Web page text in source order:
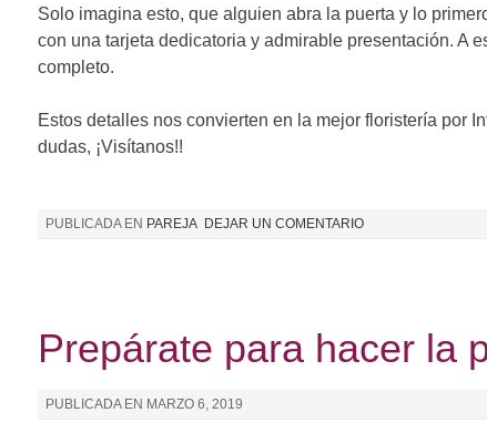
Solo imagina esto, que alguien abra la puerta y lo
con una tarjeta dedicatoria y admirable presentación. A
completo.
Estos detalles nos convierten en la mejor floristería por
dudas, ¡Visítanos!!
PUBLICADA EN PAREJA DEJAR UN COMENTARIO
Prepárate para hacer la
PUBLICADA EN MARZO 6, 2019